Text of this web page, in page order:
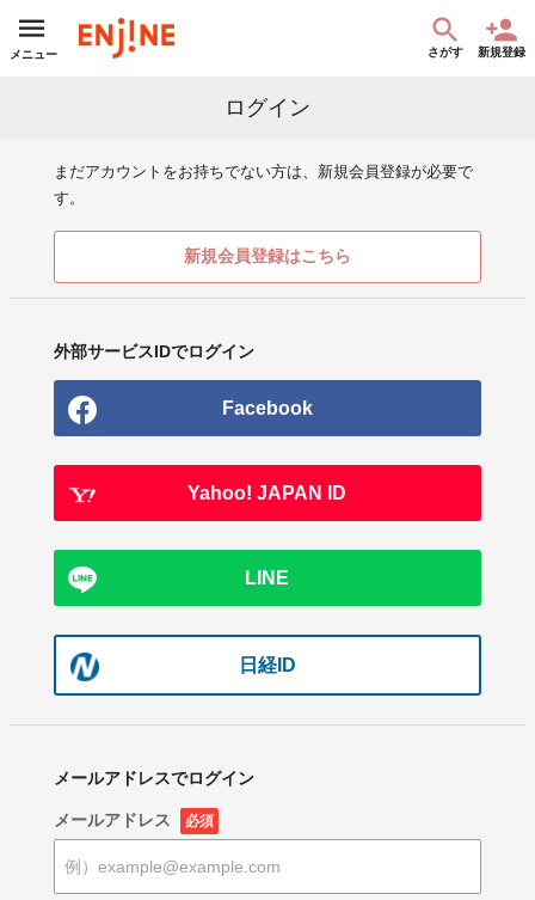
メニュー さがす 新規登録
ログイン
まだアカウントをお持ちでない方は、新規会員登録が必要で
す。
新規会員登録はこちら
外部サービスIDでログイン
Facebook
Yahoo! JAPAN ID
LINE
日経ID
メールアドレスでログイン
メールアドレス 必須